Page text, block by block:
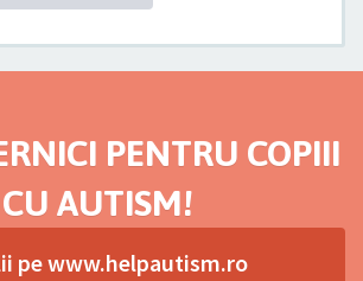
PENTRU COPIII
CU AUTISM!
pe www.helpautism.ro